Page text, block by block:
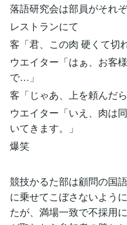
落語研究会は部員がそれ
レストランにて
客「君、この肉 硬くて切
ウエイター「はぁ、お客
で…」
客「じゃあ、上を頼んだ
ウエイター「いえ、肉は
いてきます。」
爆笑
競技かるた部は顧問の国
に乗せてこぼさないよう
たが、満場一致で不採用